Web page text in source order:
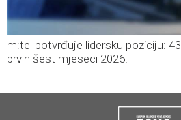
m:tel potvrđuje lidersku poziciju:
prvih šest mjeseci 2026.